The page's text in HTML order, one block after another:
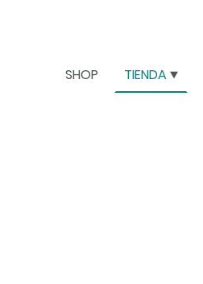
SHOP TIENDA